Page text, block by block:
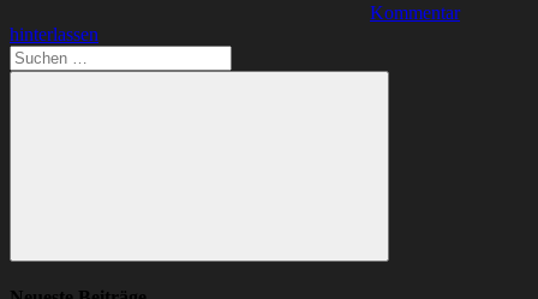
Kommentar
hinterlassen
Suchen
nach:
Suchen